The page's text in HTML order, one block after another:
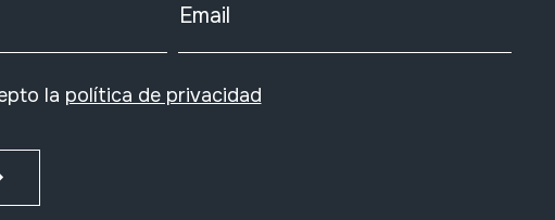
Email
la política de privacidad